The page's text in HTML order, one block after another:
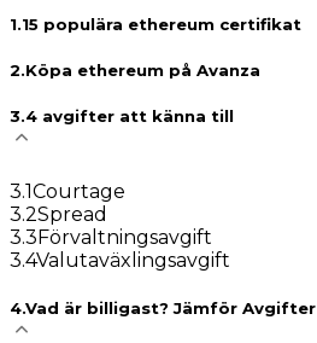
1.15 populära ethereum certifikat
2.Köpa ethereum på Avanza
3.4 avgifter att känna till
3.1Courtage
3.2Spread
3.3Förvaltningsavgift
3.4Valutaväxlingsavgift
4.Vad är billigast? Jämför Avgifter